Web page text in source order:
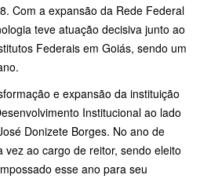
Com a expansão da Rede Federal
teve atuação decisiva junto ao
Federais em Goiás, sendo um
e expansão da instituição
Institucional ao lado
Donizete Borges. No ano de
ao cargo de reitor, sendo eleito
esse ano para seu